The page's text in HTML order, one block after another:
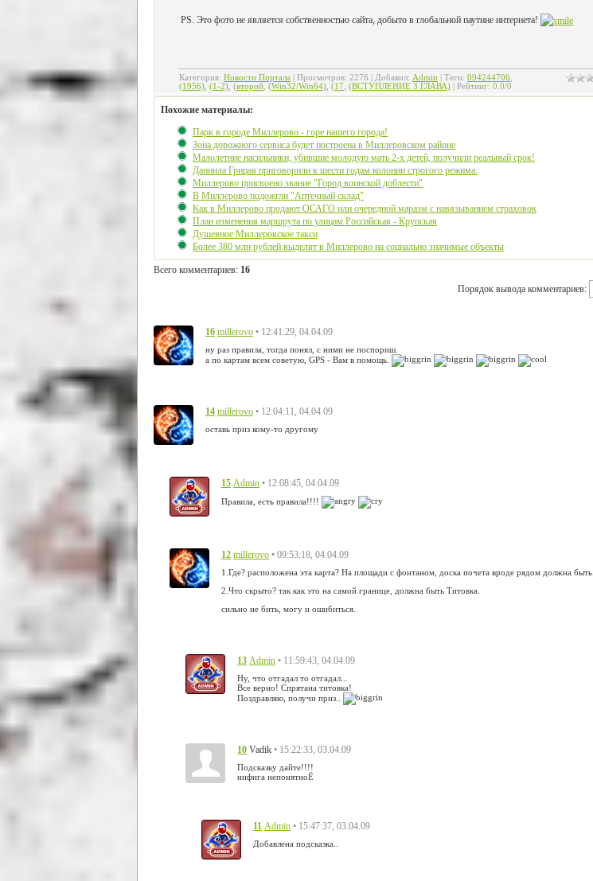
PS. Это фото не является собственностью сайта, добыто в глобальной паутине интернета!
Категория: Новости Портала Просмотров: 2276 Добавил: Admin Теги: 094244706
(1956) (1-2) (второй (Win32/Win64) (17 (ВСТУПЛЕНИЕ 3 ГЛАВА) Рейтинг: 0.0/0
Похожие материалы:
Парк в городе Миллерово - горе нашего города!
Зона дорожного сервиса будет построена в Миллеровском районе
Малолетние насильники, убившие молодую мать 2-х детей, получили реальный срок!
Даниила Грицая приговорили к шести годам колонии строгого режима.
Миллерово присвоено звание "Город воинской доблести"
В Миллерово подожгли "Аптечный склад"
Как в Миллерово продают ОСАГО или очередной маразм с навязыванием страховок
План изменения маршрута по улицам Российская - Крупская
Душевное Миллеровское такси
Более 380 млн рублей выделят в Миллерово на социально значимые объекты
Всего комментариев: 16
Порядок вывода комментариев:
16 millerovo • 12:41:29, 04.04.09
ну раз правила, тогда понял, с ними не поспориш.
а по картам всем советую, GPS - Вам в помощь.
14 millerovo • 12:04:11, 04.04.09
оставь приз кому-то другому
15 Admin • 12:08:45, 04.04.09
Правила, есть правила!!!!
12 millerovo • 09:53:18, 04.04.09
1.Где? расположена эта карта? На площади с фонтаном, доска почета вроде рядом должна быть.
2.Что скрыто? так как это на самой границе, должна быть Титовка.
сильно не бить, могу и ошибиться.
13 Admin • 11:59:43, 04.04.09
Ну, что отгадал то отгадал...
Все верно! Спрятана титовка!
Поздравляю, получи приз..
10 Vadik • 15:22:33, 03.04.09
Подсказку дайте!!!!
нифига непонятноЁ
11 Admin • 15:47:37, 03.04.09
Добавлена подсказка..